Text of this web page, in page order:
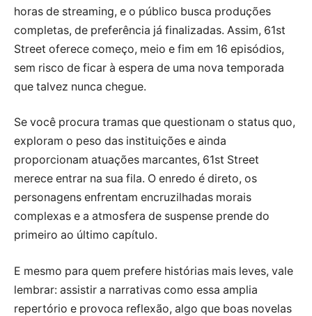
horas de streaming, e o público busca produções
completas, de preferência já finalizadas. Assim, 61st
Street oferece começo, meio e fim em 16 episódios,
sem risco de ficar à espera de uma nova temporada
que talvez nunca chegue.
Se você procura tramas que questionam o status quo,
exploram o peso das instituições e ainda
proporcionam atuações marcantes, 61st Street
merece entrar na sua fila. O enredo é direto, os
personagens enfrentam encruzilhadas morais
complexas e a atmosfera de suspense prende do
primeiro ao último capítulo.
E mesmo para quem prefere histórias mais leves, vale
lembrar: assistir a narrativas como essa amplia
repertório e provoca reflexão, algo que boas novelas